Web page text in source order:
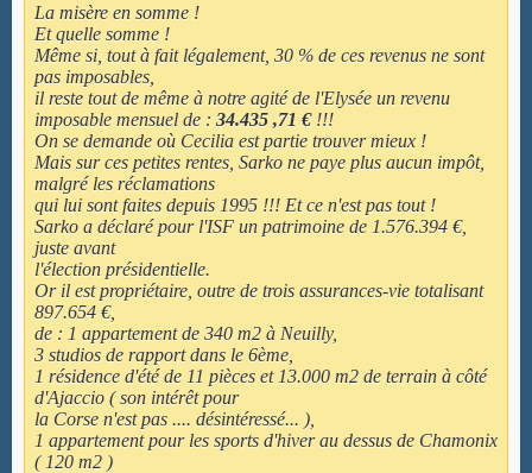
La misère en somme !
Et quelle somme !
Même si, tout à fait légalement, 30 % de ces revenus ne sont
pas imposables,
il reste tout de même à notre agité de l'Elysée un revenu
imposable mensuel de : 34.435 ,71 € !!!
On se demande où Cecilia est partie trouver mieux !
Mais sur ces petites rentes, Sarko ne paye plus aucun impôt,
malgré les réclamations
qui lui sont faites depuis 1995 !!! Et ce n'est pas tout !
Sarko a déclaré pour l'ISF un patrimoine de 1.576.394 €,
juste avant
l'élection présidentielle.
Or il est propriétaire, outre de trois assurances-vie totalisant
897.654 €,
de : 1 appartement de 340 m2 à Neuilly,
3 studios de rapport dans le 6ème,
1 résidence d'été de 11 pièces et 13.000 m2 de terrain à côté
d'Ajaccio ( son intérêt pour
la Corse n'est pas .... désintéressé... ),
1 appartement pour les sports d'hiver au dessus de Chamonix
( 120 m2 )